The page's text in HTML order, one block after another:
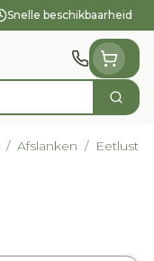
Snelle beschikbaarheid
Zoek
/ Afslanken /